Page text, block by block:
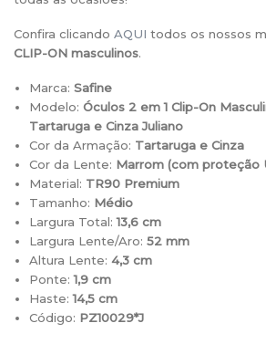
Confira clicando AQUI todos os nossos
CLIP-ON masculinos.
Marca:Safine
Modelo:Óculos 2 em 1 Clip-On
Tartaruga e Cinza Juliano
Cor da Armação: Tartaruga e Cinza
Cor da Lente: Marrom (com proteção
Material: TR90 Premium
Tamanho: Médio
Largura Total:13,6 cm
Largura Lente/Aro:52 mm
Altura Lente:4,3 cm
Ponte:1,9 cm
Haste:14,5 cm
Código: PZ10029*J